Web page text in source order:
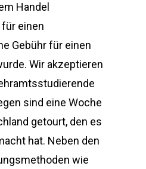
Handel
einen
Gebühr für einen
Wir akzeptieren
sind eine Woche
getourt, den es
hat. Neben den
wie